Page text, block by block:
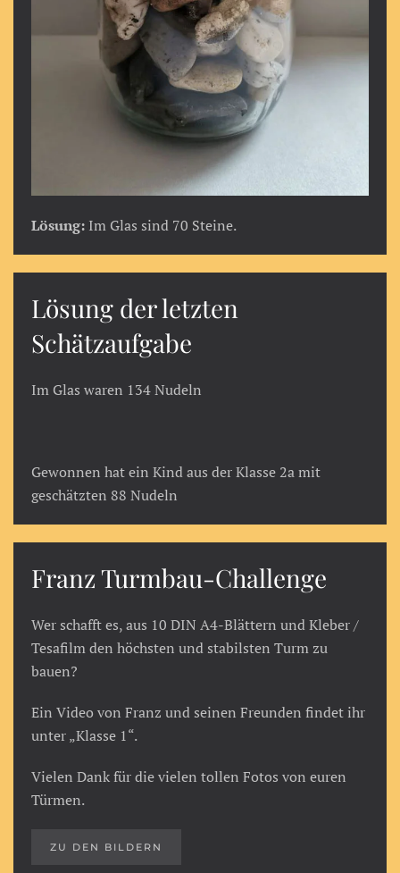
Lösung: Im Glas sind 70 Steine.
Lösung der letzten
Schätzaufgabe
Im Glas waren 134 Nudeln
Gewonnen hat ein Kind aus der Klasse 2a mit
geschätzten 88 Nudeln
Franz Turmbau-Challenge
Wer schafft es, aus 10 DIN A4-Blättern und Kleber /
Tesafilm den höchsten und stabilsten Turm zu
bauen?
Ein Video von Franz und seinen Freunden findet ihr
unter „Klasse 1“.
Vielen Dank für die vielen tollen Fotos von euren
Türmen.
ZU DEN BILDERN